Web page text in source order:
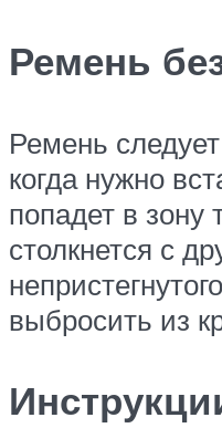
Ремень
Ремень следует
когда нужно
попадет в зону
столкнется с
выбросить из